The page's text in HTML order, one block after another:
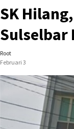
SK
Sulselbar
Root
Februari 3